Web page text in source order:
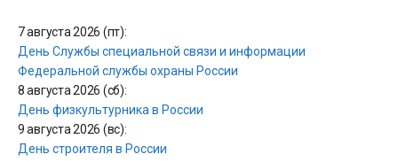
7 августа 2026 (пт):
День Службы специальной связи и информации
Федеральной службы охраны России
8 августа 2026 (сб):
День физкультурника в России
9 августа 2026 (вс):
День строителя в России